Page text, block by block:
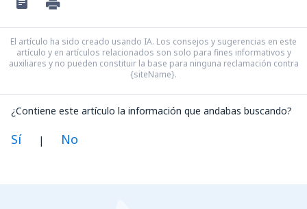
El artículo ha sido creado usando IA. Los consejos y sugerencias en este
artículo y en artículos relacionados son solo para fines informativos y
auxiliares y no pueden constituir la base para ninguna reclamación contra
{siteName}.
¿Contiene este artículo la información que andabas buscando?
Sí | No